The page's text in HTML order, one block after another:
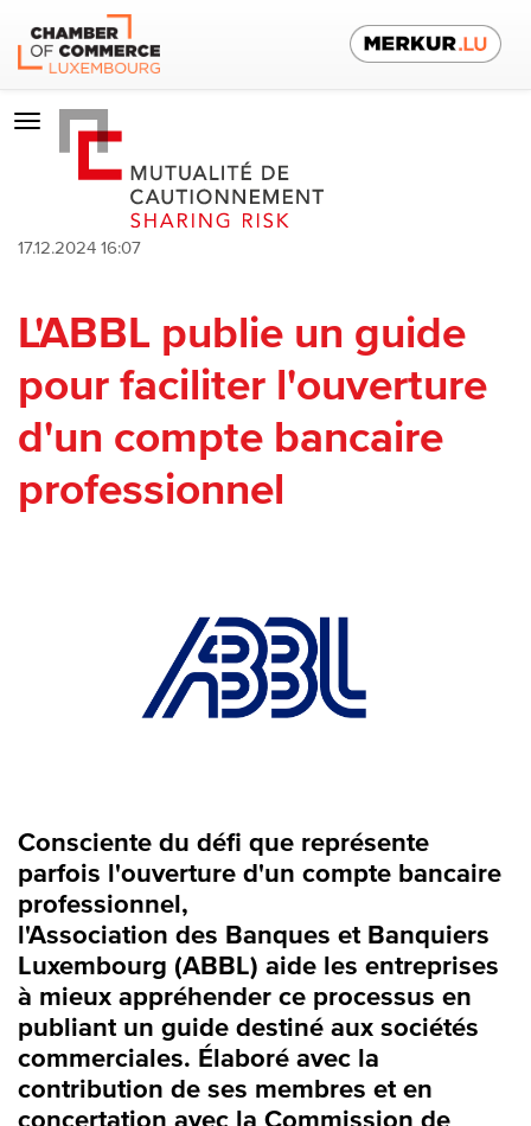
Toggle
navigation
17.12.2024 16:07
L'ABBL publie un guide
pour faciliter l'ouverture
d'un compte bancaire
professionnel
Consciente du défi que représente
parfois l'ouverture d'un compte bancaire
professionnel,
l'Association des Banques et Banquiers
Luxembourg (ABBL) aide les entreprises
à mieux appréhender ce processus en
publiant un guide destiné aux sociétés
commerciales. Élaboré avec la
contribution de ses membres et en